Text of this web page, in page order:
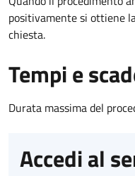
positivamente si ottiene
chiesta.
Tempi e
Durata massima del
Accedi al